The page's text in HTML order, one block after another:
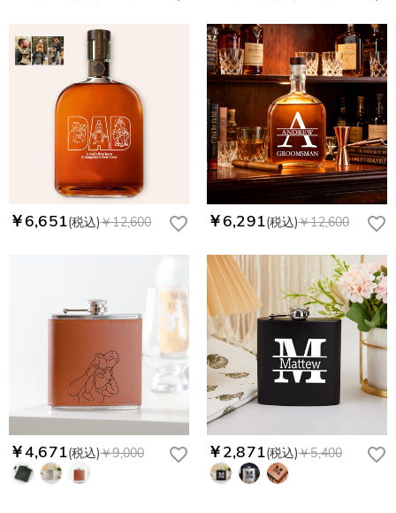
￥6,651(税込)￥12,600 ￥6,291(税込)￥12,600
￥4,671(税込)￥9,000 ￥2,871(税込)￥5,400